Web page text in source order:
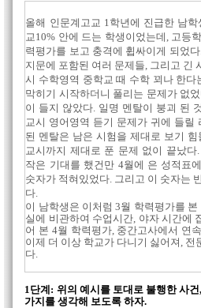
올해 인문계고교 1학년에 진급한 남
교10% 안에 드는 학생이었는데, 고등
력평가를 보고 충격에 휩싸이게 되었
지문에 포함된 여러 문제들, 그리고 긴
시 수학영역 중학교 때 수학 꾀나 한다
막히기 시작하더니 풀리는 문제가 없
이 들지 않았다. 일명 멘탈이 붕괴 된
교시 영어영역 듣기 문제가 귀에 들릴
된 멘탈은 남은 시험을 제대로 보기
교시까지 제대로 푼 문제 없이 끝났
작은 기대를 했건만 4월에 은 성적표
숫자가 적혀있었다. 그리고 이 숫자는
다.
이 남학생은 이처럼 3월 학력평가를
실에 비관하여 수업시간, 야자 시간에
어 본 4월 학력평가, 중간고사에서 연
이제 더 이상 학교가 다니기 싫어져, 전
다.
1단계: 위의 예시를 토대로 불행한 사
가지를 생각해 보도록 하자.